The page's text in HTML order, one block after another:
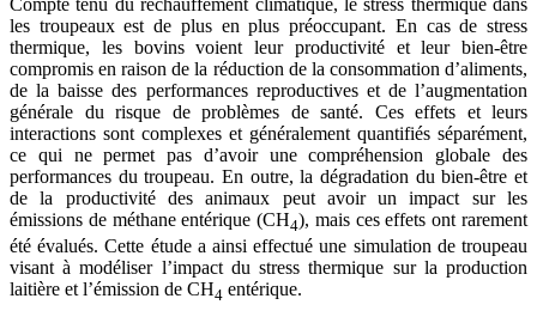
les troupeaux est de plus en plus préoccupant. En cas de stress
thermique, les bovins voient leur productivité et leur bien-être
compromis en raison de la réduction de la consommation d’aliments,
de la baisse des performances reproductives et de l’augmentation
générale du risque de problèmes de santé. Ces effets et leurs
interactions sont complexes et généralement quantifiés séparément,
ce qui ne permet pas d’avoir une compréhension globale des
performances du troupeau. En outre, la dégradation du bien-être et
de la productivité des animaux peut avoir un impact sur les
émissions de méthane entérique (CH4), mais ces effets ont rarement
été évalués. Cette étude a ainsi effectué une simulation de troupeau
visant à modéliser l’impact du stress thermique sur la production
laitière et l’émission de CH4 entérique.